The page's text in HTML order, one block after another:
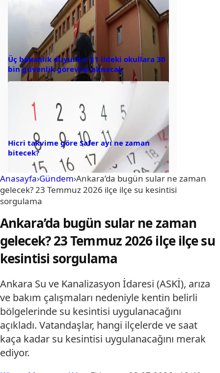
Üç bakanlık duyurdu: 81 ildeki okullara 30
bin güvenlik görevlisi alınacak
Hicri takvime göre Safer ayı ne zaman
bitecek?
Anasayfa›Gündem›Ankara’da bugün sular ne zaman
gelecek? 23 Temmuz 2026 ilçe ilçe su kesintisi
sorgulama
Ankara’da bugün sular ne zaman
gelecek? 23 Temmuz 2026 ilçe ilçe su
kesintisi sorgulama
Ankara Su ve Kanalizasyon İdaresi (ASKİ), arıza
ve bakım çalışmaları nedeniyle kentin belirli
bölgelerinde su kesintisi uygulanacağını
açıkladı. Vatandaşlar, hangi ilçelerde ve saat
kaça kadar su kesintisi uygulanacağını merak
ediyor.